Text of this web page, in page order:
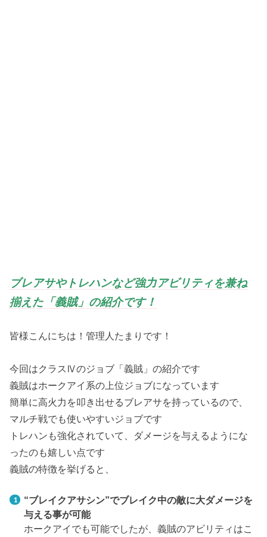
ブレアサやトレハンなど強力アビリティを兼ね
揃えた「義賊」の紹介です！
皆様こんにちは！管理人たまりです！
今回はクラスⅣのジョブ「義賊」の紹介です
義賊はホークアイ系の上位ジョブになっています
簡単に高火力を叩き出せるブレアサを持っているので、
マルチ戦でも使いやすいジョブです
トレハンも強化されていて、ダメージを与えるようにな
ったのも嬉しい点です
義賊の特徴を挙げると、
“ブレイクアサシン”でブレイク中の敵に大ダメージを
与える事が可能
ホークアイでも可能でしたが、義賊のアビリティはこ